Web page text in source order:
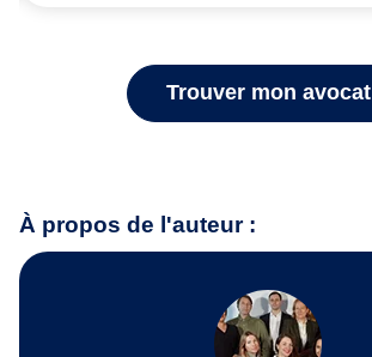
Trouver mon avocat
À propos de l'auteur :